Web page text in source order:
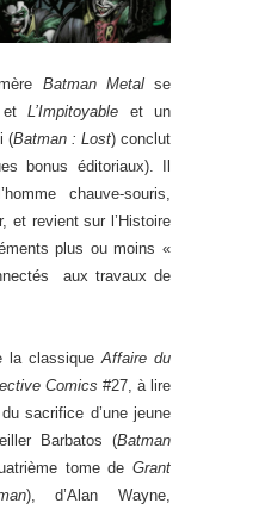
Batman Metalse
etL’Impitoyable et un
(Batman : Lost) conclut
bonus éditoriaux). Il
chauve-souris,
et revient sur l’Histoire
plus ou moins «
aux travaux de
la classiqueAffaire du
Comics #27, à lire
sacrifice d’une jeune
Barbatos (Batman
tome de Grant
), d’Alan Wayne,